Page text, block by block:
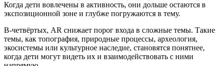
Когда дети вовлечены в активность, они дольше остаются в
экспозиционной зоне и глубже погружаются в тему.
В-четвёртых, AR снижает порог входа в сложные темы. Такие
темы, как топография, природные процессы, археология,
экосистемы или культурное наследие, становятся понятнее,
когда дети могут видеть их и взаимодействовать с ними